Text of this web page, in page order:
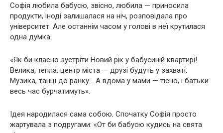
Софія любила бабусю, звісно, любила — приносила
продукти, іноді залишалася на ніч, розповідала про
університет. Але останнім часом у голові в неї крутилася
одна думка:
«Як би класно зустріти Новий рік у бабусиній квартирі!
Велика, тепла, центр міста — друзі будуть у захваті.
Музика, танці до ранку… А вдома у мами — тісно, і батьки
весь час бурчатимуть».
Ідея народилася сама собою. Спочатку Софія просто
жартувала з подругами: «От би бабусю кудись на свята